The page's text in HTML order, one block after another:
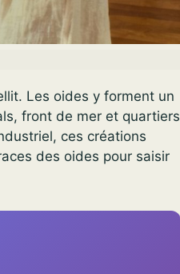
Les oides y forment un
front de mer et quartiers
ces créations
des oides pour saisir